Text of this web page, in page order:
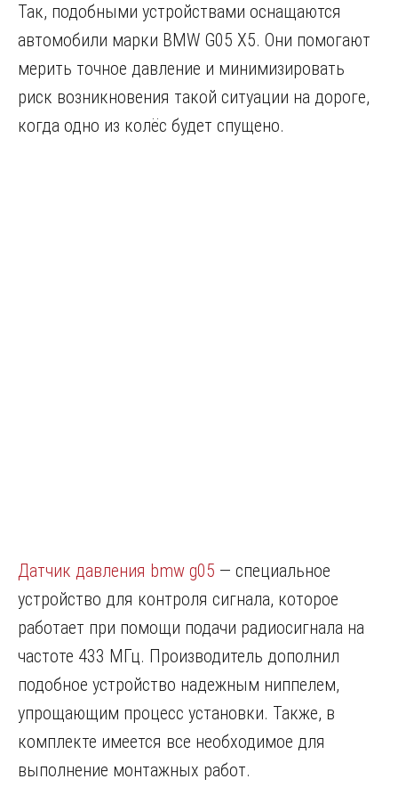
Так, подобными устройствами оснащаются
автомобили марки BMW G05 X5. Они помогают
мерить точное давление и минимизировать
риск возникновения такой ситуации на дороге,
когда одно из колёс будет спущено.
Датчик давления bmw g05 — специальное
устройство для контроля сигнала, которое
работает при помощи подачи радиосигнала на
частоте 433 МГц. Производитель дополнил
подобное устройство надежным ниппелем,
упрощающим процесс установки. Также, в
комплекте имеется все необходимое для
выполнение монтажных работ.